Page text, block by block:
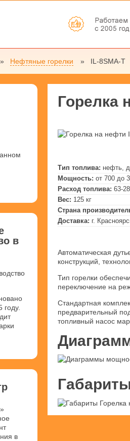
Нефтяные горелки IL-8SMA-T
Горелка
Тип топлива: нефть,
Мощность: от 700 до
Расход топлива: 63-
Вес: 125 кг
Страна
Доставка: г.
Автоматическая
конструкций,
Тип горелки
переключение на
Стандартная
предварительный
топливный насос
в
году.
в